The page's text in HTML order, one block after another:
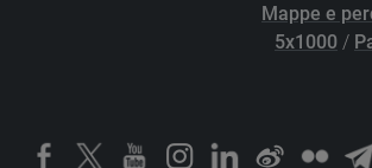
Mappe e
5x1000 /